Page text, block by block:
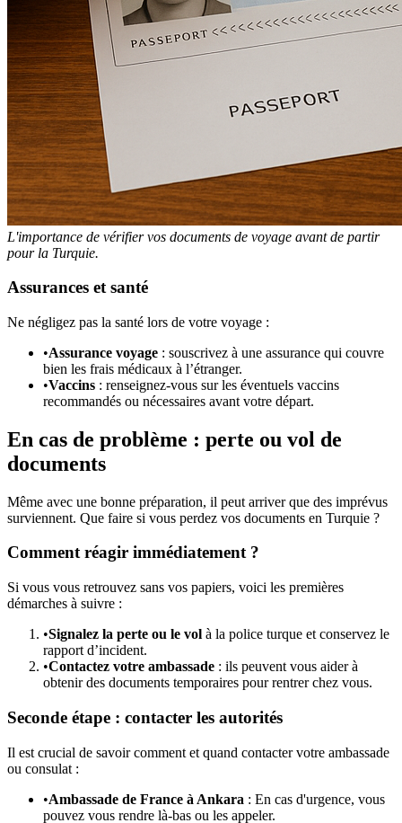
L'importance de vérifier vos documents de voyage avant de partir
pour la Turquie.
Assurances et santé
Ne négligez pas la santé lors de votre voyage :
•Assurance voyage : souscrivez à une assurance qui couvre
bien les frais médicaux à l’étranger.
•Vaccins : renseignez-vous sur les éventuels vaccins
recommandés ou nécessaires avant votre départ.
En cas de problème : perte ou vol de
documents
Même avec une bonne préparation, il peut arriver que des imprévus
surviennent. Que faire si vous perdez vos documents en Turquie ?
Comment réagir immédiatement ?
Si vous vous retrouvez sans vos papiers, voici les premières
démarches à suivre :
•Signalez la perte ou le vol à la police turque et conservez le
rapport d’incident.
•Contactez votre ambassade : ils peuvent vous aider à
obtenir des documents temporaires pour rentrer chez vous.
Seconde étape : contacter les autorités
Il est crucial de savoir comment et quand contacter votre ambassade
ou consulat :
•Ambassade de France à Ankara : En cas d'urgence, vous
pouvez vous rendre là-bas ou les appeler.